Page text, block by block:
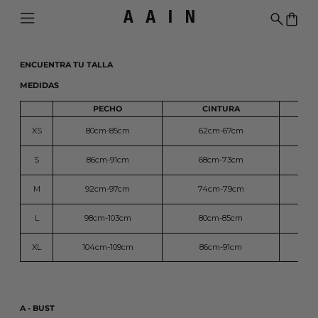
Menú Buscar
ENCUENTRA TU TALLA
MEDIDAS
PECHO CINTURA
XS 80cm-85cm 62cm-67cm
S 86cm-91cm 68cm-73cm
M 92cm-97cm 74cm-79cm
L 98cm-103cm 80cm-85cm
XL 104cm-109cm 86cm-91cm
A - BUST